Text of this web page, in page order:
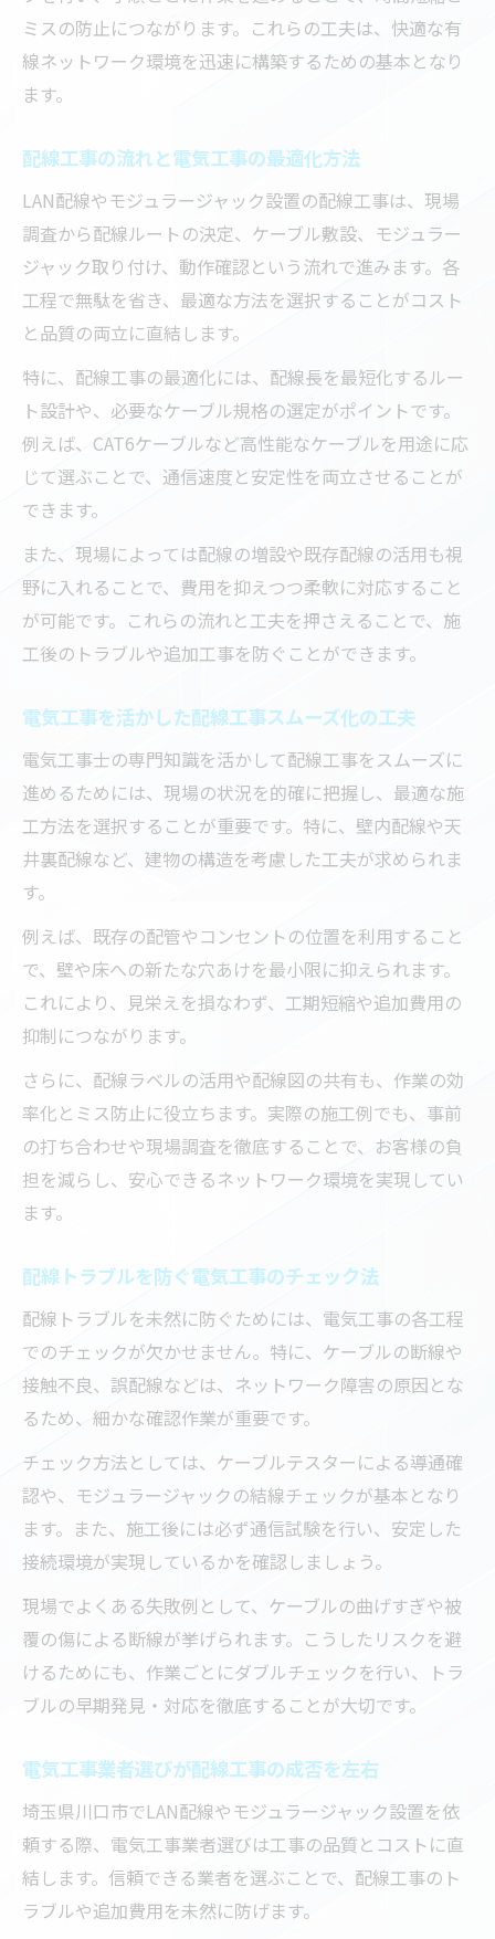
ミスの防止につながります。これらの工夫は、快適な有
線ネットワーク環境を迅速に構築するための基本となり
ます。
配線工事の流れと電気工事の最適化方法
LAN配線やモジュラージャック設置の配線工事は、現場
調査から配線ルートの決定、ケーブル敷設、モジュラー
ジャック取り付け、動作確認という流れで進みます。各
工程で無駄を省き、最適な方法を選択することがコスト
と品質の両立に直結します。
特に、配線工事の最適化には、配線長を最短化するルー
ト設計や、必要なケーブル規格の選定がポイントです。
例えば、CAT6ケーブルなど高性能なケーブルを用途に応
じて選ぶことで、通信速度と安定性を両立させることが
できます。
また、現場によっては配線の増設や既存配線の活用も視
野に入れることで、費用を抑えつつ柔軟に対応すること
が可能です。これらの流れと工夫を押さえることで、施
工後のトラブルや追加工事を防ぐことができます。
電気工事を活かした配線工事スムーズ化の工夫
電気工事士の専門知識を活かして配線工事をスムーズに
進めるためには、現場の状況を的確に把握し、最適な施
工方法を選択することが重要です。特に、壁内配線や天
井裏配線など、建物の構造を考慮した工夫が求められま
す。
例えば、既存の配管やコンセントの位置を利用すること
で、壁や床への新たな穴あけを最小限に抑えられます。
これにより、見栄えを損なわず、工期短縮や追加費用の
抑制につながります。
さらに、配線ラベルの活用や配線図の共有も、作業の効
率化とミス防止に役立ちます。実際の施工例でも、事前
の打ち合わせや現場調査を徹底することで、お客様の負
担を減らし、安心できるネットワーク環境を実現してい
ます。
配線トラブルを防ぐ電気工事のチェック法
配線トラブルを未然に防ぐためには、電気工事の各工程
でのチェックが欠かせません。特に、ケーブルの断線や
接触不良、誤配線などは、ネットワーク障害の原因とな
るため、細かな確認作業が重要です。
チェック方法としては、ケーブルテスターによる導通確
認や、モジュラージャックの結線チェックが基本となり
ます。また、施工後には必ず通信試験を行い、安定した
接続環境が実現しているかを確認しましょう。
現場でよくある失敗例として、ケーブルの曲げすぎや被
覆の傷による断線が挙げられます。こうしたリスクを避
けるためにも、作業ごとにダブルチェックを行い、トラ
ブルの早期発見・対応を徹底することが大切です。
電気工事業者選びが配線工事の成否を左右
埼玉県川口市でLAN配線やモジュラージャック設置を依
頼する際、電気工事業者選びは工事の品質とコストに直
結します。信頼できる業者を選ぶことで、配線工事のト
ラブルや追加費用を未然に防げます。